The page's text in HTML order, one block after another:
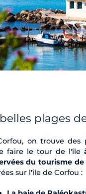
plages
on trouve des
faire le tour de l'île
du tourisme de
sur l'île de Corfou :